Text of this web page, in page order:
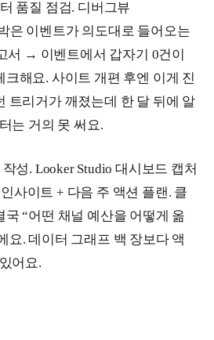
품질 점검. 디버그뷰
은 이벤트가 의도대로 들어오는
서 → 이벤트에서 갑자기 0건이
크해요. 사이트 개편 후엔 이게 진
트리거가 깨졌는데 한 달 뒤에 알
는 거의 못 써요.
성. Looker Studio 대시보드 캡처
사이트 + 다음 주 액션 플랜. 클
국 “어떤 채널 예산을 어떻게 옮
요. 데이터 그래프 백 장보다 액
어요.